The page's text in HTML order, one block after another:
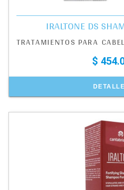
IRALTONE DS
TRATAMIENTOS PARA
$